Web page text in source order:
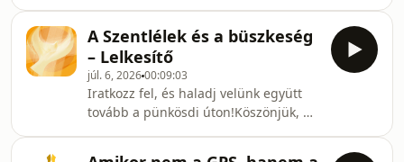
lelkigyakorlatot a személyes és családi
élettörténet gyógyulásáról. A
beszélgetésben szó lesz megtérésről,
Medjugorjéról, karizmákról, lelki
harcról, szentségi életről és arról,
hogyan lehet teljes szívvel Krisztust
követni a
A Szentlélek és a büszkeség
– Lelkesítő
júl. 6, 202600:09:03
Iratkozz fel, és haladj velünk együtt
tovább a pünkösdi úton!Köszönjük, ha